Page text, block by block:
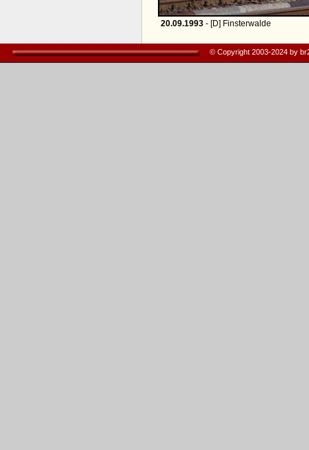
20.09.1993- [D] Finsterwalde
© Copyright 2003-2024 by